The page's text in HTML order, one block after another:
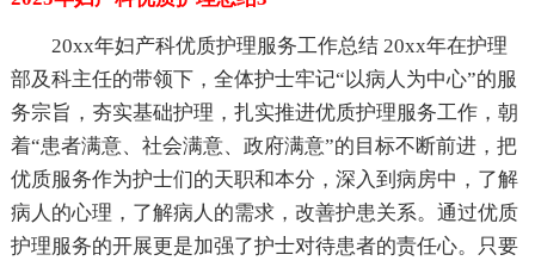
20xx年妇产科优质护理服务工作总结 20xx年在护理
部及科主任的带领下，全体护士牢记“以病人为中心”的服
务宗旨，夯实基础护理，扎实推进优质护理服务工作，朝
着“患者满意、社会满意、政府满意”的目标不断前进，把
优质服务作为护士们的天职和本分，深入到病房中，了解
病人的心理，了解病人的需求，改善护患关系。通过优质
护理服务的开展更是加强了护士对待患者的责任心。只要